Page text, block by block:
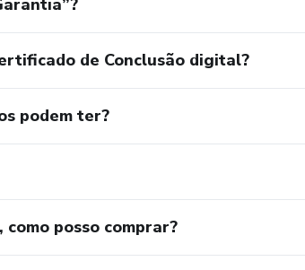
de Conclusão digital?
podem ter?
posso comprar?